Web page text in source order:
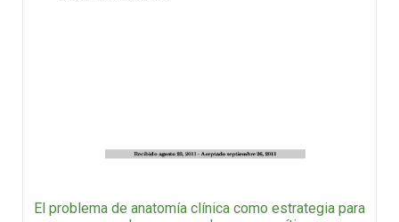
El problema de anatomía clínica como estrategia para